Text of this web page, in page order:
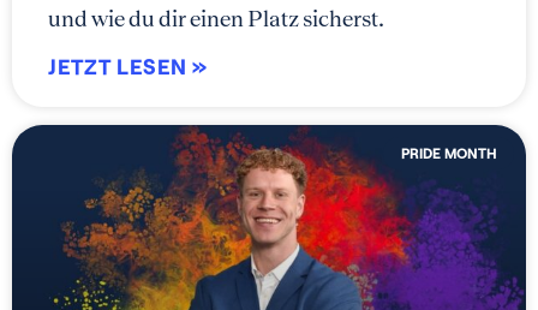
und wie du dir einen Platz sicherst.
JETZT LESEN »
PRIDE MONTH